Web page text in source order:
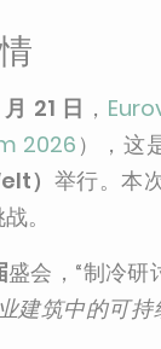
21 日 ，
2026 ），这
） 举行。本
。
盛会，“制冷
建筑中的可